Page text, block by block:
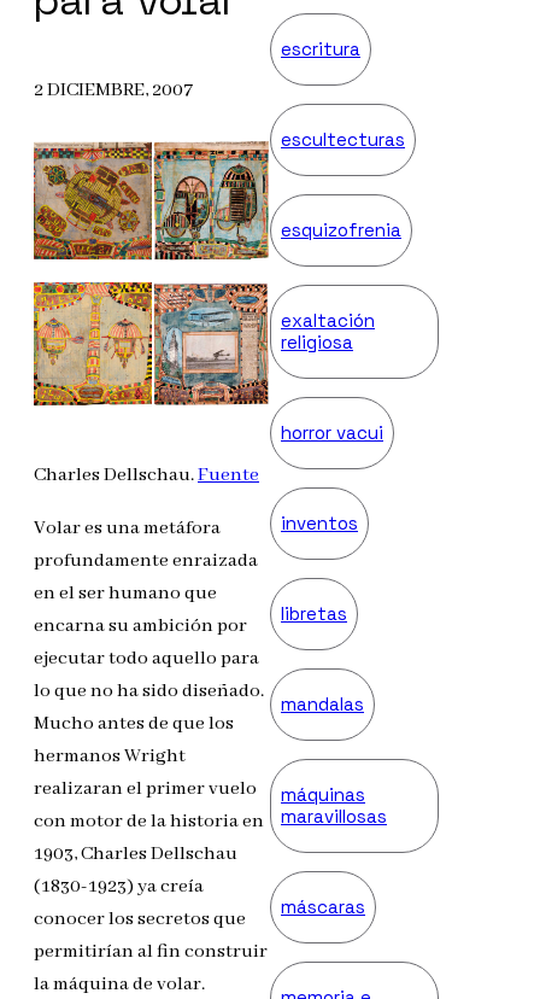
2 DICIEMBRE, 2007
Charles Dellschau.Fuente
Volar es una metáfora
profundamente enraizada
en el ser humano que
encarna su ambición por
ejecutar todo aquello para
lo que no ha sido diseñado.
Mucho antes de que los
hermanos Wright
realizaran el primer vuelo
con motor de la historia en
1903, Charles Dellschau
(1830-1923) ya creía
conocer los secretos que
permitirían al fin construir
la máquina de volar.
escritura
escultecturas
esquizofrenia
exaltación
religiosa
horror vacui
inventos
libretas
mandalas
máquinas
maravillosas
máscaras